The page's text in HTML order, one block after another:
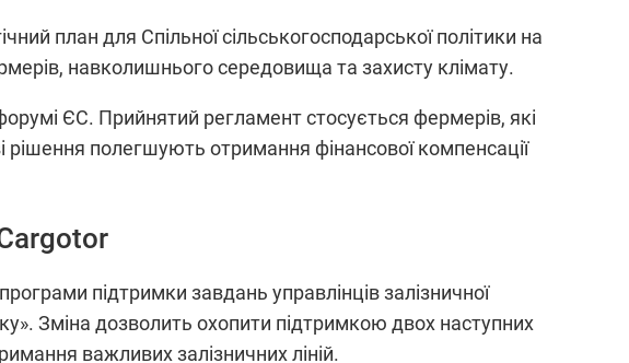
план для Спільної сільськогосподарської політики на
навколишнього середовища та захисту клімату.
ЄС. Прийнятий регламент стосується фермерів, які
полегшують отримання фінансової компенсації
підтримки завдань управлінців залізничної
Зміна дозволить охопити підтримкою двох наступних
важливих залізничних ліній.